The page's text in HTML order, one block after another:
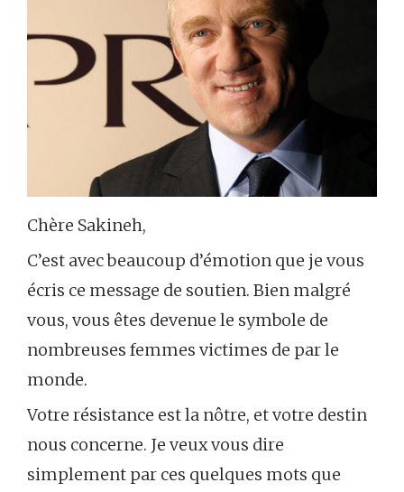
Chère Sakineh,
C’est avec beaucoup d’émotion que je vous
écris ce message de soutien. Bien malgré
vous, vous êtes devenue le symbole de
nombreuses femmes victimes de par le
monde.
Votre résistance est la nôtre, et votre destin
nous concerne. Je veux vous dire
simplement par ces quelques mots que